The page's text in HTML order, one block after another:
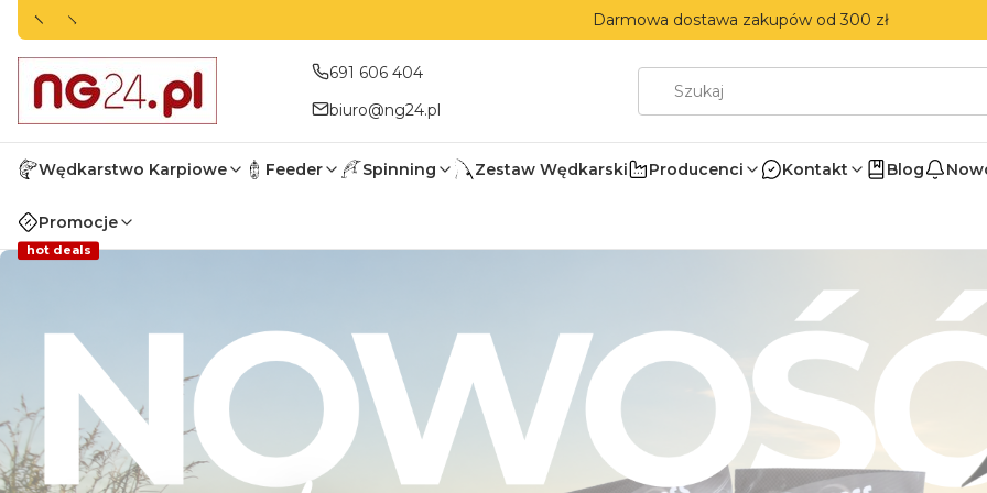
Darmowa dostawa zakupów od 300 zł
691 606 404
biuro@ng24.pl
Wędkarstwo Karpiowe Feeder Spinning Zestaw Wędkarski Producenci Kontakt Blog
Promocje
hot deals